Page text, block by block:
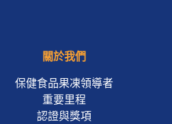
關於我們
保健食品果凍領導者
重要里程
認證與獎項